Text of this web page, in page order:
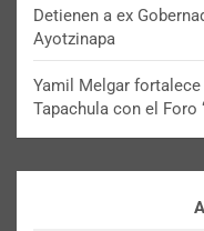
Detienen a ex
Ayotzinapa
Yamil Melgar
Tapachula con el Foro